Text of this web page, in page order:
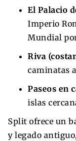
El Palacio
Imperio
Mundial
Riva
caminatas
Paseos en
islas
Split ofrece un
y legado